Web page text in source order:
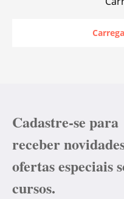
Cadastre-se para
receber
ofertas especiais
cursos.